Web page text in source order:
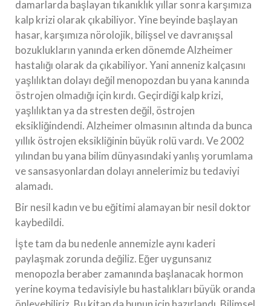
damarlarda başlayan tıkanıklık yıllar sonra karşımıza
kalp krizi olarak çıkabiliyor. Yine beyinde başlayan
hasar, karşımıza nörolojik, bilişsel ve davranışsal
bozuklukların yanında erken dönemde Alzheimer
hastalığı olarak da çıkabiliyor. Yani anneniz kalçasını
yaşlılıktan dolayı değil menopozdan bu yana kanında
östrojen olmadığı için kırdı. Geçirdiği kalp krizi,
yaşlılıktan ya da stresten değil, östrojen
eksikliğindendi. Alzheimer olmasının altında da bunca
yıllık östrojen eksikliğinin büyük rolü vardı. Ve 2002
yılından bu yana bilim dünyasındaki yanlış yorumlama
ve sansasyonlardan dolayı annelerimiz bu tedaviyi
alamadı.
Bir nesil kadın ve bu eğitimi alamayan bir nesil doktor
kaybedildi.
İşte tam da bu nedenle annemizle aynı kaderi
paylaşmak zorunda değiliz. Eğer uygunsanız
menopozla beraber zamanında başlanacak hormon
yerine koyma tedavisiyle bu hastalıkları büyük oranda